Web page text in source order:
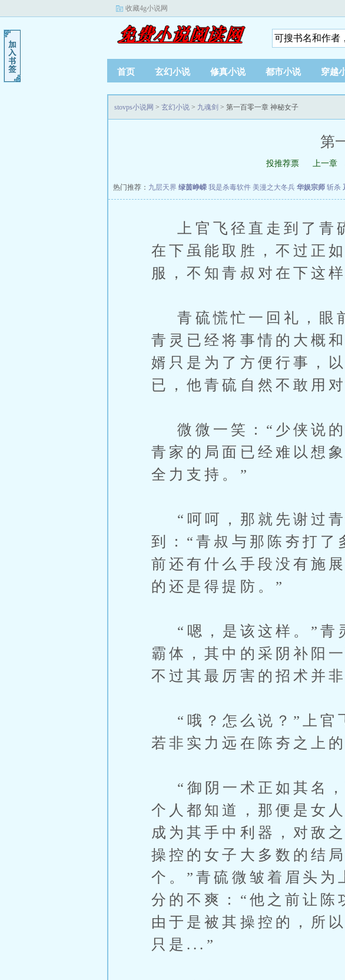
收藏4g小说网
首页 玄幻小说 修真小说 都市小说 穿越
stovps小说网 > 玄幻小说 > 九魂剑 > 第一百零一章 神秘女子
第
投推荐票 上一章
热门推荐： 九层天界 绿茵峥嵘 我是杀毒软件 美漫之大冬兵 华娱宗师 斩杀
上官飞径直走到了青
在下虽能取胜，不过正
服，不知青叔对在下这
青硫慌忙一回礼，眼
青灵已经将事情的大概
婿只是为了方便行事，
已，他青硫自然不敢用
微微一笑：“少侠说的
青家的局面已经难以想
全力支持。”
“呵呵，那就先谢过青
到：“青叔与那陈夯打了
前还有什么手段没有施
的还是得提防。”
“嗯，是该这样。”青
霸体，其中的采阴补阳
不过其最厉害的招术并
“哦？怎么说？”上官
若非实力远在陈夯之上
“御阴一术正如其名，
个人都知道，那便是女
成为其手中利器，对敌
操控的女子大多数的结
个。”青硫微皱着眉头为
分的不爽：“他之前让陈
由于是被其操控的，所
只是...”